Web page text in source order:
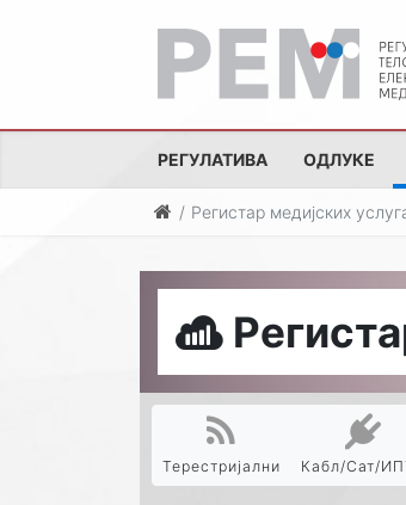
РЕГУЛАТИВА ОДЛУКЕ
Регистар медијских
Терестријални Кабл/Сат/